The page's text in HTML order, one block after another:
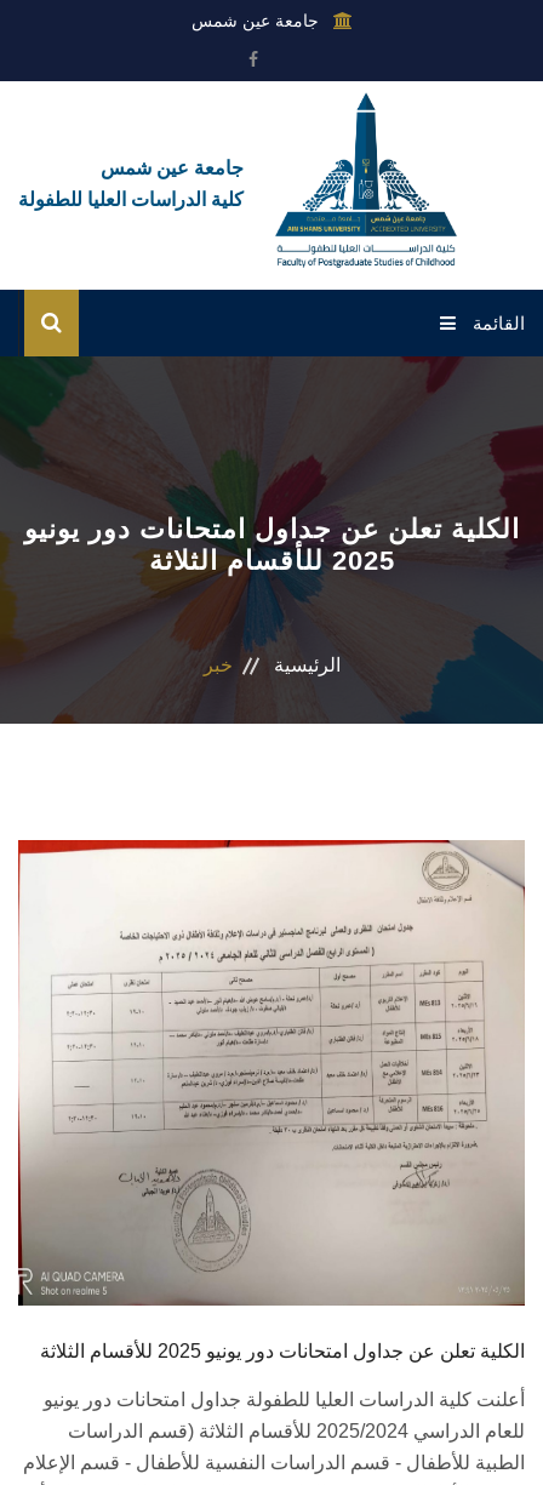
جامعة عين شمس
جامعة عين شمس
كلية الدراسات العليا للطفولة
القائمة
القطاعات
نشاطات الكلية
المراكز والوحدات
سياسات جامعة عين شمس
إستراتيجية التعليم والتعلم (الجامعة)
الكلية تعلن عن جداول امتحانات دور يونيو
2025 للأقسام الثلاثة
الرئيسية خبر
الكلية تعلن عن جداول امتحانات دور يونيو 2025 للأقسام الثلاثة
أعلنت كلية الدراسات العليا للطفولة جداول امتحانات دور يونيو
للعام الدراسي 2025/2024 للأقسام الثلاثة (قسم الدراسات
الطبية للأطفال - قسم الدراسات النفسية للأطفال - قسم الإعلام